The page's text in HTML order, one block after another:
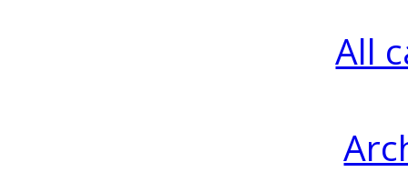
All